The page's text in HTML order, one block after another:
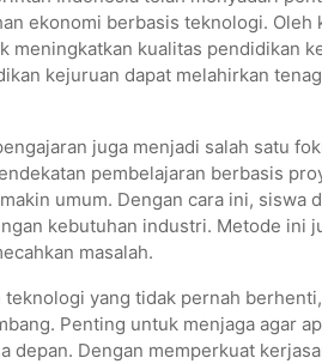
ekonomi berbasis teknologi. Oleh
meningkatkan kualitas pendidikan
kejuruan dapat melahirkan
juga menjadi salah satu
pembelajaran berbasis
umum. Dengan cara ini, siswa
kebutuhan industri. Metode ini
masalah.
teknologi yang tidak pernah
Penting untuk menjaga agar
depan. Dengan memperkuat